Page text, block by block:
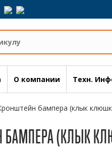
О компании Техн.
бампера (клык
(КЛЫК